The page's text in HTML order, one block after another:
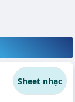
Sheet nhạc